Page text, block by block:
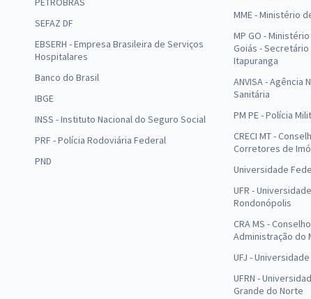
SEFAZ DF
EBSERH - Empresa Brasileira de Serviços
Hospitalares
Banco do Brasil
IBGE
INSS - Instituto Nacional do Seguro Social
PRF - Polícia Rodoviária Federal
PND
MME - Ministério
MP GO -
Goiás - Secretário
Itapuranga
ANVISA - Agência
Sanitária
PM PE - Polícia
CRECI MT -
Corretores de
Universidade
UFR -
Rondonópolis
CRA MS -
Administração do
UFJ -
UFRN -
Grande do Norte